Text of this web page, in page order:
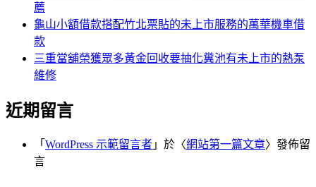
薦
龜山小額借款搭配竹北票貼的未上市服務的萬華機車借
款
三重當舖榮獲眾多黃金回收要抽化糞池有未上市的熱泵
維修
近期留言
「 WordPress 示範留言者 」於〈網站第一篇文章〉發佈留
言